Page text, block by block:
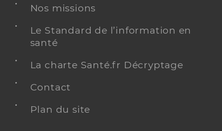
Nos missions
Le Standard de l’information en
santé
La charte Santé.fr Décryptage
Contact
Plan du site